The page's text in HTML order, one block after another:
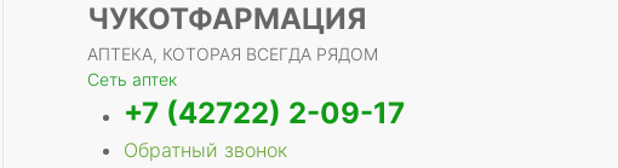
ЧУКОТФАРМАЦИЯ
АПТЕКА, КОТОРАЯ ВСЕГДА РЯДОМ
Сеть аптек
+7 (42722) 2-09-17
Обратный звонок